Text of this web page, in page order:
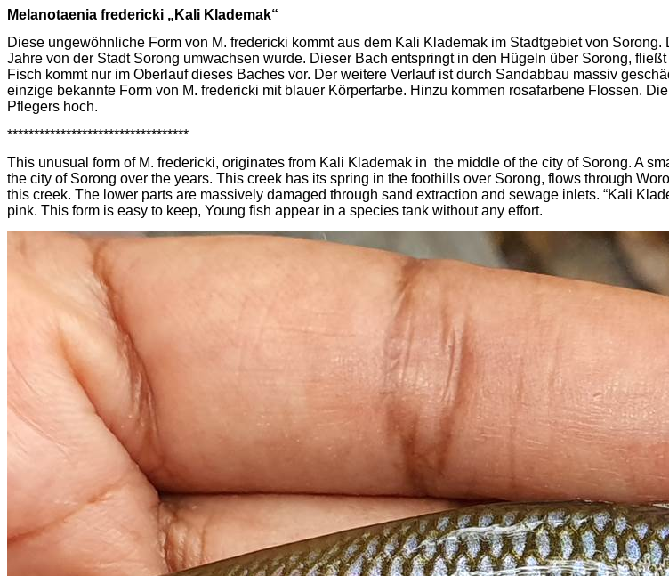
Melanotaenia fredericki „Kali Klademak“
Diese ungewöhnliche Form von M. fredericki kommt aus dem Kali Klademak im Stadtgebiet von Sorong.
Jahre von der Stadt Sorong umwachsen wurde. Dieser Bach entspringt in den Hügeln über Sorong,
Fisch kommt nur im Oberlauf dieses Baches vor. Der weitere Verlauf ist durch Sandabbau massiv
einzige bekannte Form von M. fredericki mit blauer Körperfarbe. Hinzu kommen rosafarbene Flossen.
Pflegers hoch.
**********************************
This unusual form of M. fredericki, originates from Kali Klademak in the middle of the city of Sorong. A
the city of Sorong over the years. This creek has its spring in the foothills over Sorong, flows through
this creek. The lower parts are massively damaged through sand extraction and sewage inlets. “Kali
pink. This form is easy to keep, Young fish appear in a species tank without any effort.